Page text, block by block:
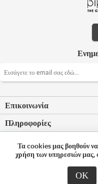
Επικοινωνία
Πληροφορίες
Ο λογαριασμός μου
©
Τα cookies μας βοηθούν
χρήση των υπηρεσιών μας,
ΟΚ